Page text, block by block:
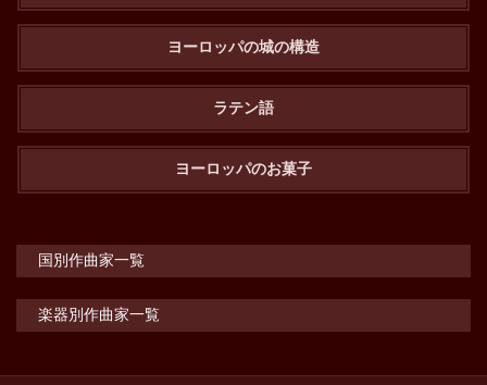
ヨーロッパの城の構造
ラテン語
ヨーロッパのお菓子
国別作曲家一覧
楽器別作曲家一覧